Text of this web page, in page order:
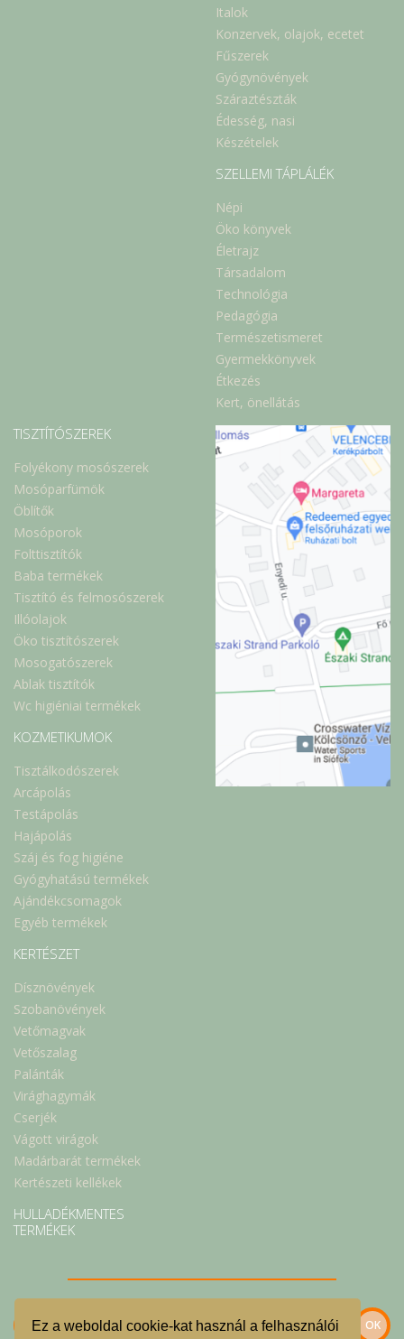
Ez a weboldal cookie-kat használ a felhasználói
Italok
Konzervek, olajok, ecetet
Fűszerek
Gyógynövények
Száraztészták
Édesség, nasi
Készételek
SZELLEMI TÁPLÁLÉK
Népi
Öko könyvek
Életrajz
Társadalom
Technológia
Pedagógia
Természetismeret
Gyermekkönyvek
Étkezés
Kert, önellátás
TISZTÍTÓSZEREK
Folyékony mosószerek
Mosóparfümök
Öblítők
Mosóporok
Folttisztítók
Baba termékek
Tisztító és felmosószerek
Illóolajok
Öko tisztítószerek
Mosogatószerek
Ablak tisztítók
Wc higiéniai termékek
KOZMETIKUMOK
Tisztálkodószerek
Arcápolás
Testápolás
Hajápolás
Száj és fog higiéne
Gyógyhatású termékek
Ajándékcsomagok
Egyéb termékek
KERTÉSZET
Dísznövények
Szobanövények
Vetőmagvak
Vetőszalag
Palánták
Virághagymák
Cserjék
Vágott virágok
Madárbarát termékek
Kertészeti kellékek
HULLADÉKMENTES
TERMÉKEK